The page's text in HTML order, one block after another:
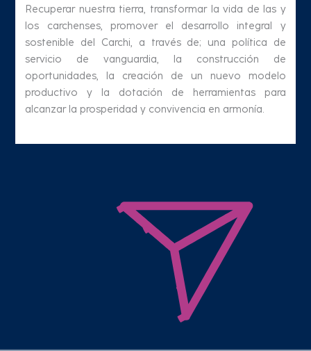
Recuperar nuestra tierra, transformar la vida de las y
los carchenses, promover el desarrollo integral y
sostenible del Carchi, a través de; una política de
servicio de vanguardia, la construcción de
oportunidades, la creación de un nuevo modelo
productivo y la dotación de herramientas para
alcanzar la prosperidad y convivencia en armonía.